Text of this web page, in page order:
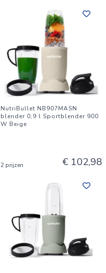
NutriBullet NB907MASN
blender 0,9 l Sportblender 900
W Beige
2 prijzen € 102,98